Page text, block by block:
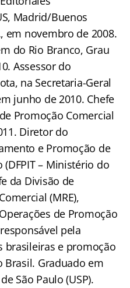
Madrid/Buenos
em novembro de 2008.
do Rio Branco, Grau
Assessor do
na Secretaria-Geral
junho de 2010. Chefe
Promoção Comercial
Diretor do
e Promoção de
– Ministério do
da Divisão de
(MRE),
de Promoção
pela
brasileiras e promoção
Graduado em
São Paulo (USP).